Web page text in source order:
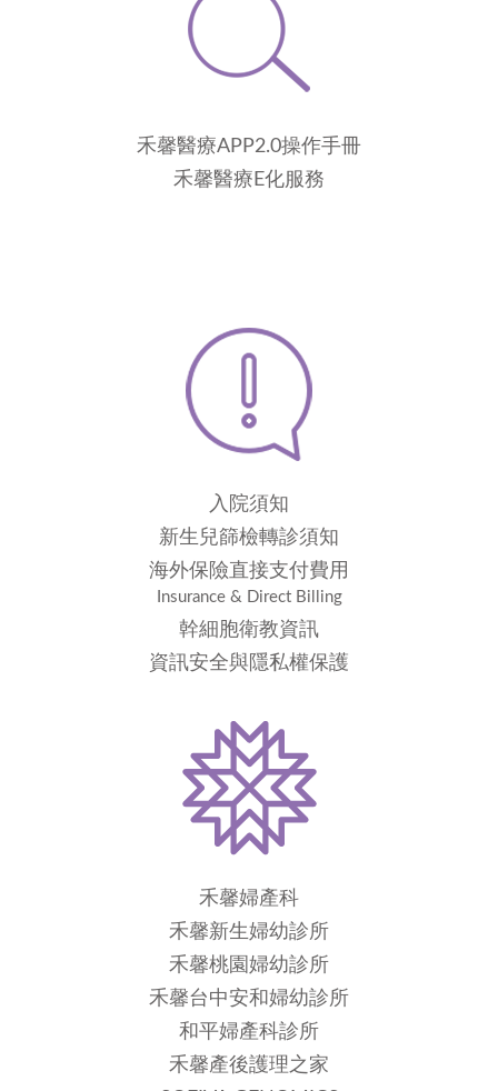
禾馨醫療APP2.0操作手冊
禾馨醫療E化服務
入院須知
新生兒篩檢轉診須知
海外保險直接支付費用
Insurance & Direct Billing
幹細胞衛教資訊
資訊安全與隱私權保護
禾馨婦產科
禾馨新生婦幼診所
禾馨桃園婦幼診所
禾馨台中安和婦幼診所
和平婦產科診所
禾馨產後護理之家